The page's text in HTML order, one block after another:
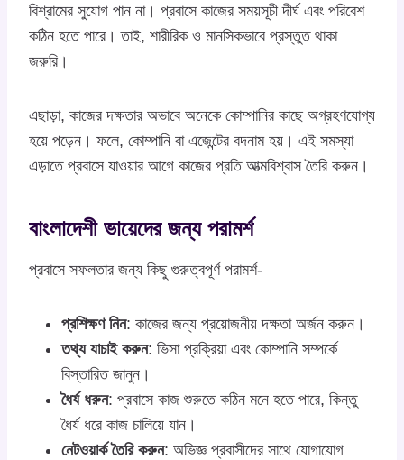
বিশ্রামের সুযোগ পান না। প্রবাসে কাজের সময়সূচী দীর্ঘ এবং পরিবেশ
কঠিন হতে পারে। তাই, শারীরিক ও মানসিকভাবে প্রস্তুত থাকা
জরুরি।
এছাড়া, কাজের দক্ষতার অভাবে অনেকে কোম্পানির কাছে অগ্রহণযোগ্য
হয়ে পড়েন। ফলে, কোম্পানি বা এজেন্টের বদনাম হয়। এই সমস্যা
এড়াতে প্রবাসে যাওয়ার আগে কাজের প্রতি আত্মবিশ্বাস তৈরি করুন।
বাংলাদেশী ভায়েদের জন্য পরামর্শ
প্রবাসে সফলতার জন্য কিছু গুরুত্বপূর্ণ পরামর্শ-
প্রশিক্ষণ নিন: কাজের জন্য প্রয়োজনীয় দক্ষতা অর্জন করুন।
তথ্য যাচাই করুন: ভিসা প্রক্রিয়া এবং কোম্পানি সম্পর্কে
বিস্তারিত জানুন।
ধৈর্য ধরুন: প্রবাসে কাজ শুরুতে কঠিন মনে হতে পারে, কিন্তু
ধৈর্য ধরে কাজ চালিয়ে যান।
নেটওয়ার্ক তৈরি করুন: অভিজ্ঞ প্রবাসীদের সাথে যোগাযোগ